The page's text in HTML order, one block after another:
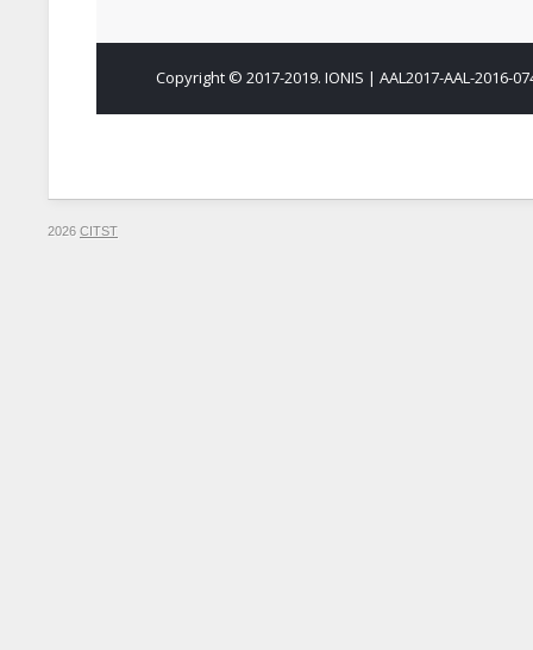
2026 CITST